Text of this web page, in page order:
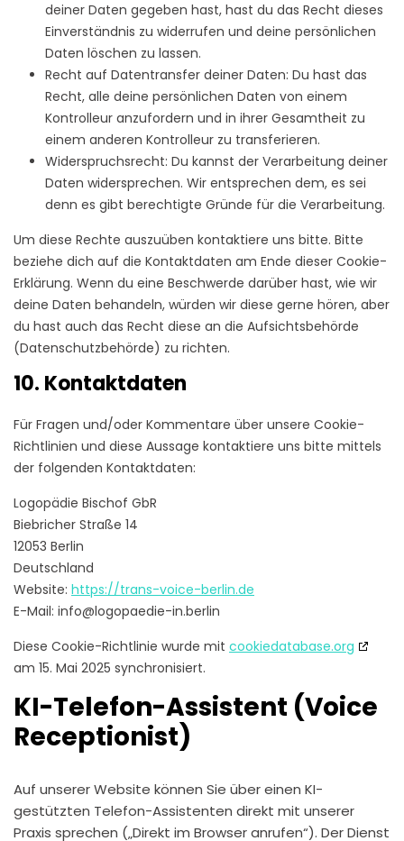
deiner Daten gegeben hast, hast du das Recht dieses
Einverständnis zu widerrufen und deine persönlichen
Daten löschen zu lassen.
Recht auf Datentransfer deiner Daten: Du hast das
Recht, alle deine persönlichen Daten von einem
Kontrolleur anzufordern und in ihrer Gesamtheit zu
einem anderen Kontrolleur zu transferieren.
Widerspruchsrecht: Du kannst der Verarbeitung deiner
Daten widersprechen. Wir entsprechen dem, es sei
denn es gibt berechtigte Gründe für die Verarbeitung.
Um diese Rechte auszuüben kontaktiere uns bitte. Bitte
beziehe dich auf die Kontaktdaten am Ende dieser Cookie-
Erklärung. Wenn du eine Beschwerde darüber hast, wie wir
deine Daten behandeln, würden wir diese gerne hören, aber
du hast auch das Recht diese an die Aufsichtsbehörde
(Datenschutzbehörde) zu richten.
10. Kontaktdaten
Für Fragen und/oder Kommentare über unsere Cookie-
Richtlinien und diese Aussage kontaktiere uns bitte mittels
der folgenden Kontaktdaten:
Logopädie Bischof GbR
Biebricher Straße 14
12053 Berlin
Deutschland
Website: https://trans-voice-berlin.de
E-Mail: info@logopaedie-in.berlin
Diese Cookie-Richtlinie wurde mit cookiedatabase.org
am 15. Mai 2025 synchronisiert.
KI-Telefon-Assistent (Voice
Receptionist)
Auf unserer Website können Sie über einen KI-
gestützten Telefon-Assistenten direkt mit unserer
Praxis sprechen („Direkt im Browser anrufen“). Der Dienst